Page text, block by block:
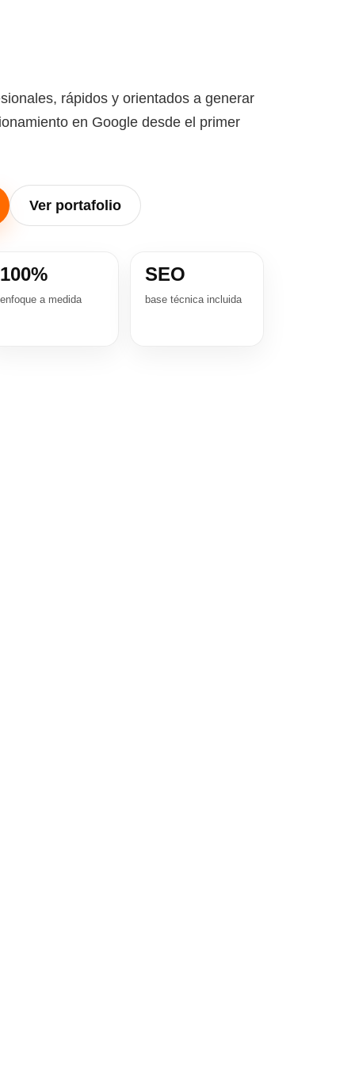
rápidos y orientados a generar
en Google desde el primer
Ver portafolio
100%
enfoque a medida
SEO
base técnica incluida